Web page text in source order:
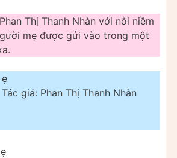
Thị Thanh Nhàn với nỗi niềm
mẹ được gửi vào trong một
ẹ
Tác giả: Phan Thị Thanh Nhàn